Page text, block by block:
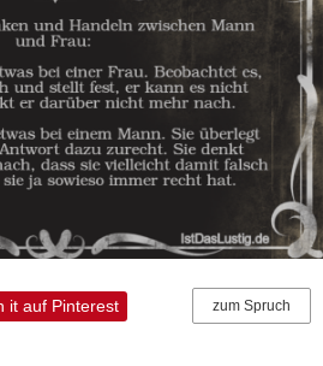
zum Spruch
it auf Pinterest